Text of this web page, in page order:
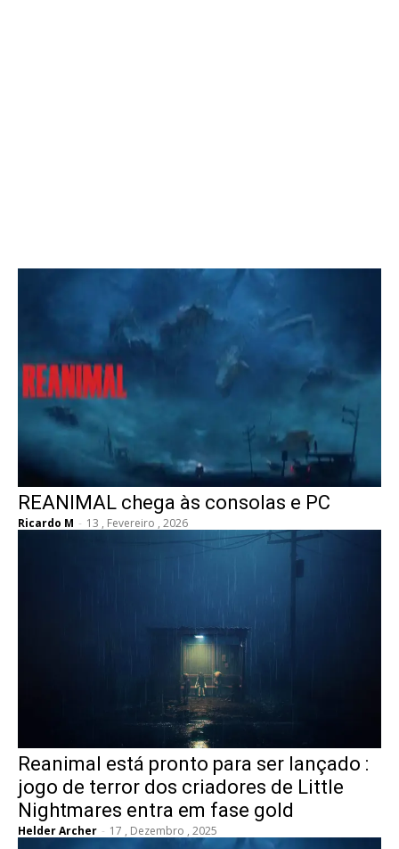
REANIMAL chega às consolas e PC
Ricardo M - 13 , Fevereiro , 2026
Reanimal está pronto para ser lançado :
jogo de terror dos criadores de Little
Nightmares entra em fase gold
Helder Archer - 17 , Dezembro , 2025